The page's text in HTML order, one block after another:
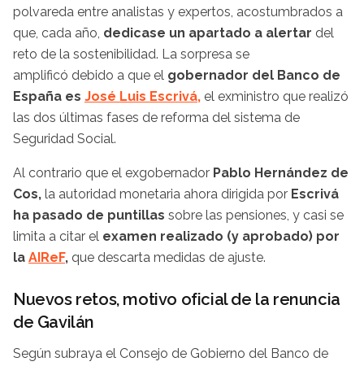
polvareda entre analistas y expertos, acostumbrados a
que, cada año, dedicase un apartado a alertar del
reto de la sostenibilidad. La sorpresa se
amplificó debido a que el gobernador del Banco de
España es José Luis Escrivá, el exministro que realizó
las dos últimas fases de reforma del sistema de
Seguridad Social.
Al contrario que el exgobernador Pablo Hernández de
Cos, la autoridad monetaria ahora dirigida por Escrivá
ha pasado de puntillas sobre las pensiones, y casi se
limita a citar el examen realizado (y aprobado) por
la AIReF, que descarta medidas de ajuste.
Nuevos retos, motivo oficial de la renuncia
de Gavilán
Según subraya el Consejo de Gobierno del Banco de